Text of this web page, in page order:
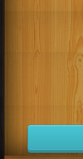
كتب 1991
كتب 1987
كتب 1983
كتب 1979
كتب 1975
كتب 1971